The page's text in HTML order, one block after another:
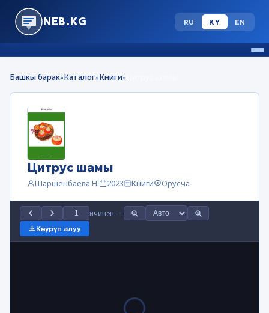
NEB.KG RU KY EN
Башкы барак»Каталог»Книги»
Цитрус шамы
Шаршенбаева Н. 2023 Книги Орусча
ичинен —
Көчүрүп алуу